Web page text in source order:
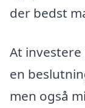
der bedst
At
en
men også